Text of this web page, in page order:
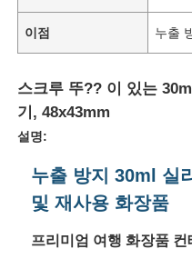
이점 누출
스크루 뚜?? 이 있는
기, 48x43mm
설명:
누출 방지 30ml 실
및 재사용 화장품
프리미엄 여행 화장품 컨